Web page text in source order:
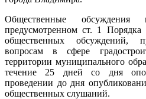
Общественные обсуждения
предусмотренном ст. 1 Порядка
общественных обсуждений,
вопросам в сфере
территории муниципального
течение 25 дней со дня
проведении до дня
общественных слушаний.